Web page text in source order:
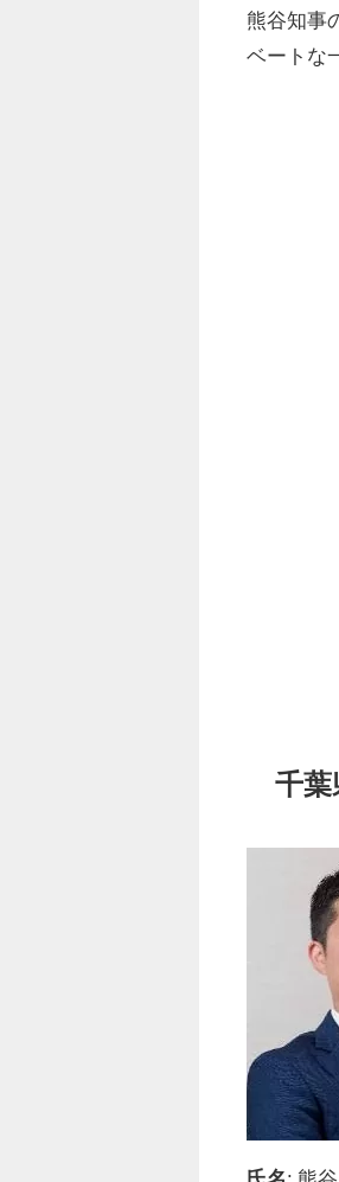
熊谷知事
ベートな
千葉
氏名: 熊